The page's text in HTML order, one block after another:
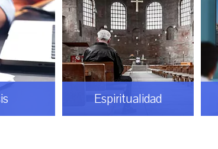
Espiritualidad